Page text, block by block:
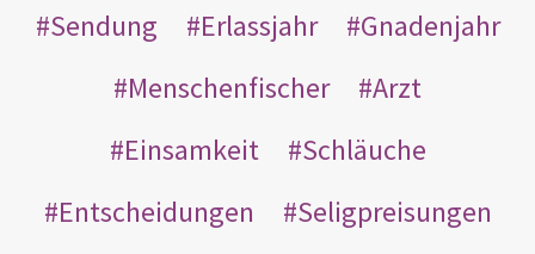
Sendung
Erlassjahr
Gnadenjahr
Menschenfischer
Arzt
Einsamkeit
Schläuche
Entscheidungen
Seligpreisungen